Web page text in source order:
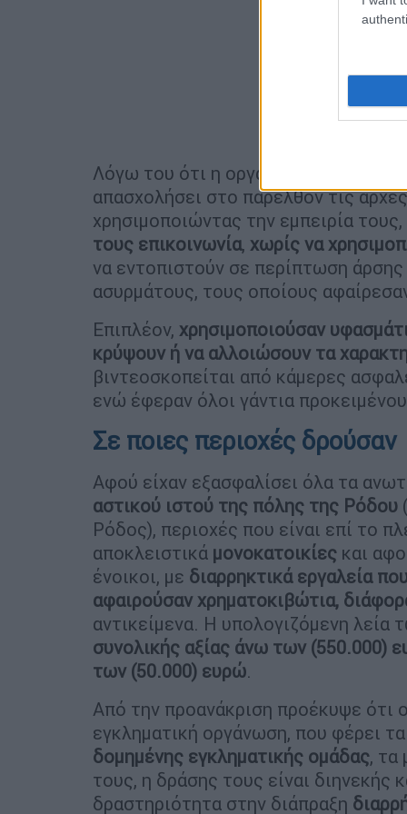
Λόγω του ότι η οργανωμένη αυτή
απασχολήσει στο παρελθόν τις
χρησιμοποιώντας την εμπειρία τους,
τους επικοινωνία, χωρίς να
να εντοπιστούν σε περίπτωση
ασυρμάτους, τους οποίους
Επιπλέον, χρησιμοποιούσαν
κρύψουν ή να αλλοιώσουν τα
βιντεοσκοπείται από κάμερες
ενώ έφεραν όλοι γάντια
Σε ποιες περιοχές δρούσαν
Αφού είχαν εξασφαλίσει όλα τα
αστικού ιστού της πόλης της Ρόδου
Ρόδος), περιοχές που είναι επί το
αποκλειστικά μονοκατοικίες και
ένοικοι, με διαρρηκτικά εργαλεία
αφαιρούσαν χρηματοκιβώτια,
αντικείμενα. Η υπολογιζόμενη
συνολικής αξίας άνω των (550.000)
των (50.000) ευρώ.
Από την προανάκριση προέκυψε ότι
εγκληματική οργάνωση, που φέρει
δομημένης εγκληματικής ομάδας, τα
τους, η δράσης τους είναι διηνεκής
δραστηριότητα στην διάπραξη